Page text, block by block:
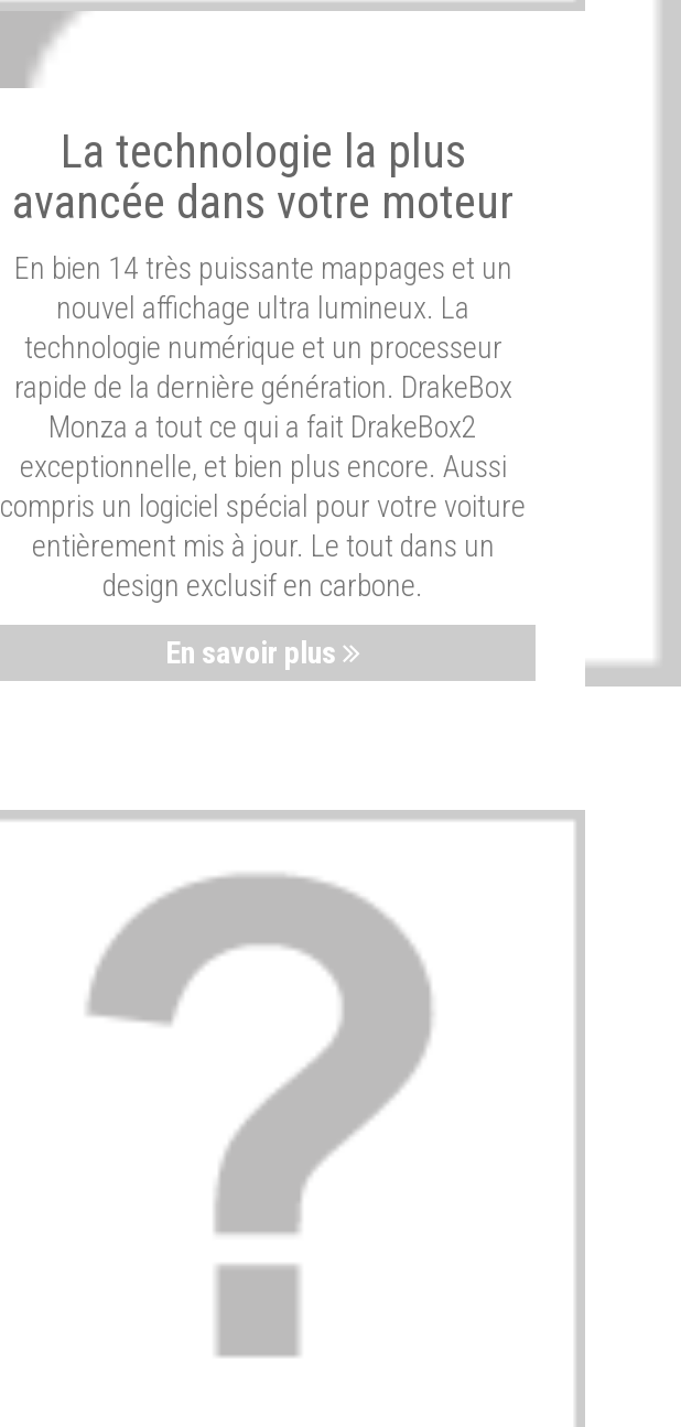
La technologie la plus
avancée dans votre moteur
En bien 14 très puissante mappages et un
nouvel affichage ultra lumineux. La
technologie numérique et un processeur
rapide de la dernière génération. DrakeBox
Monza a tout ce qui a fait DrakeBox2
exceptionnelle, et bien plus encore. Aussi
compris un logiciel spécial pour votre voiture
entièrement mis à jour. Le tout dans un
design exclusif en carbone.
En savoir plus